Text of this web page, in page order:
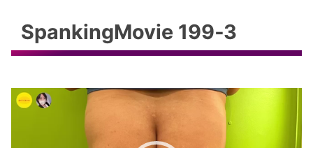
SpankingMovie 199‐3
動